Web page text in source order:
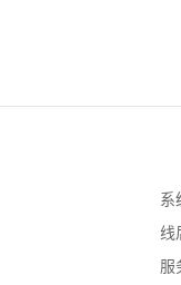
系
线
服